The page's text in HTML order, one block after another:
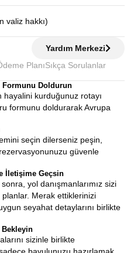
valiz hakkı)
Yardım Merkezi
Planı Sıkça Sorulanlar
Formunu Doldurun
hayalini kurduğunuz rotayı
formunu doldurarak Avrupa
seçin dilerseniz peşin,
güvenle
İletişime Geçsin
yol danışmanlarımız sizi
Merak ettiklerinizi
seyahat detaylarını birlikte
Bekleyin
sizinle birlikte